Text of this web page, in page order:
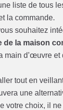
liste de tous
la commande.
souhaitez
de la maison
main d’œuvre
tout en
une
choix, il